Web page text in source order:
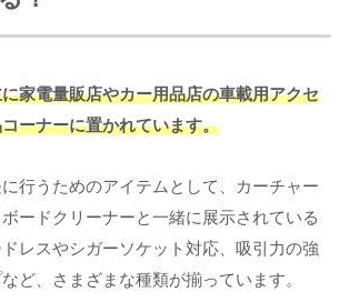
家電量販店やカー用品店の車載用アクセ
ーナーに置かれています。
行うためのアイテムとして、カーチャー
ードクリーナーと一緒に展示されている
レスやシガーソケット対応、吸引力の強
ど、さまざまな種類が揃っています。